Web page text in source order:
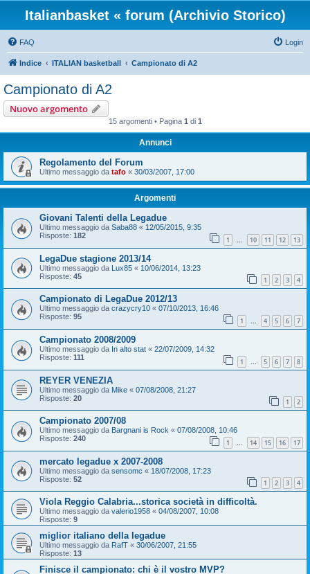
Italianbasket « forum (Archivio Storico)
FAQ Login
Indice ITALIAN basketball Campionato di A2
Campionato di A2
Nuovo argomento
15 argomenti • Pagina 1 di 1
Annunci
Regolamento del Forum
Ultimo messaggio da tafo « 30/03/2007, 17:00
Argomenti
Giovani Talenti della Legadue
Ultimo messaggio da Saba88 « 12/05/2015, 9:35
Risposte: 182 1 … 10 11 12 13
LegaDue stagione 2013/14
Ultimo messaggio da Lux85 « 10/06/2014, 13:23
Risposte: 45 1 2 3 4
Campionato di LegaDue 2012/13
Ultimo messaggio da crazycry10 « 07/10/2013, 16:46
Risposte: 95 1 … 4 5 6 7
Campionato 2008/2009
Ultimo messaggio da In alto stat « 22/07/2009, 14:32
Risposte: 111 1 … 5 6 7 8
REYER VENEZIA
Ultimo messaggio da Mike « 07/08/2008, 21:27
Risposte: 20 1 2
Campionato 2007/08
Ultimo messaggio da Bargnani is Rock « 07/08/2008, 10:46
Risposte: 240 1 … 14 15 16 17
mercato legadue x 2007-2008
Ultimo messaggio da sensomc « 18/07/2008, 17:23
Risposte: 52 1 2 3 4
Viola Reggio Calabria...storica società in difficoltà.
Ultimo messaggio da valerio1958 « 04/08/2007, 10:08
Risposte: 9
miglior italiano della legadue
Ultimo messaggio da RafT « 30/06/2007, 21:55
Risposte: 13
Finisce il campionato: chi è il vostro MVP?